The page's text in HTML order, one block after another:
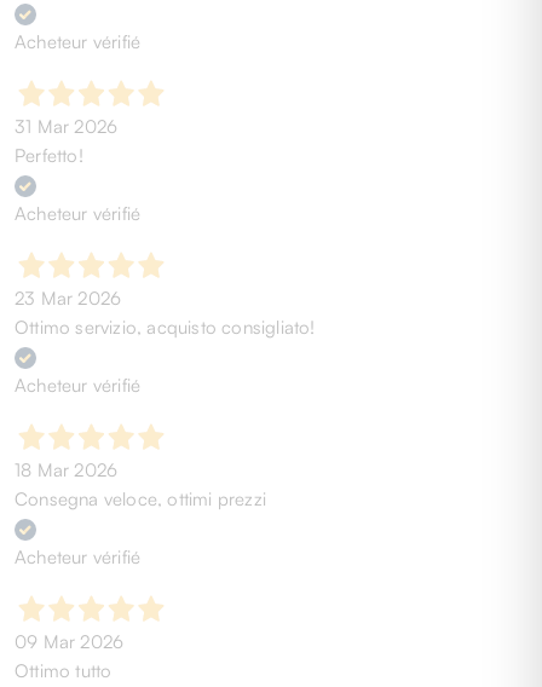
Acheteur vérifié
31 Mar 2026
Perfetto!
Acheteur vérifié
23 Mar 2026
Ottimo servizio, acquisto consigliato!
Acheteur vérifié
18 Mar 2026
Consegna veloce, ottimi prezzi
Acheteur vérifié
09 Mar 2026
Ottimo tutto